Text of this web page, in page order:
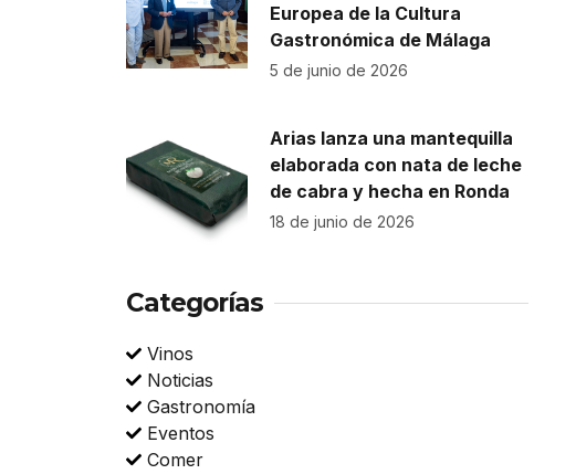
Europea de la Cultura
Gastronómica de Málaga
5 de junio de 2026
Arias lanza una mantequilla
elaborada con nata de leche
de cabra y hecha en Ronda
18 de junio de 2026
Categorías
Vinos
Noticias
Gastronomía
Eventos
Comer